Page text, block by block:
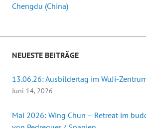
Navigation
Chengdu (China)
NEUESTE BEITRÄGE
13.06.26: Ausbildertag im WuJi-
Juni 14, 2026
Mai 2026: Wing Chun – Retreat im